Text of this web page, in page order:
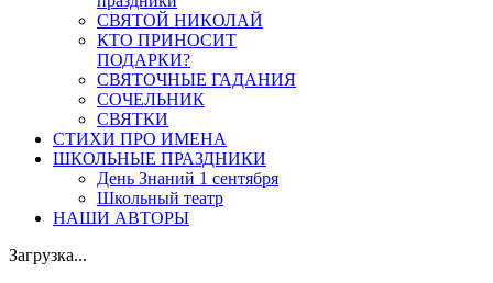
СВЯТОЙ НИКОЛАЙ
КТО ПРИНОСИТ
ПОДАРКИ?
СВЯТОЧНЫЕ ГАДАНИЯ
СОЧЕЛЬНИК
СВЯТКИ
СТИХИ ПРО ИМЕНА
ШКОЛЬНЫЕ ПРАЗДНИКИ
День Знаний 1 сентября
Школьный театр
НАШИ АВТОРЫ
Загрузка...